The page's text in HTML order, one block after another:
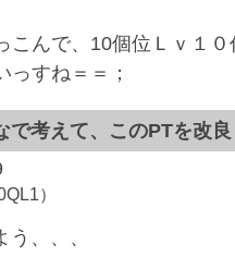
こんで、10個位Ｌｖ１
っすね＝＝；
考えて、このPTを改
）
、、、